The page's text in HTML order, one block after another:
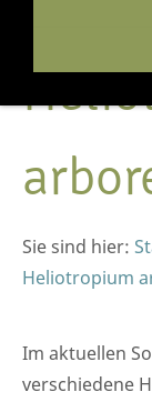
Sie sind hier:
Heliotropium
Im aktuellen
verschiedene